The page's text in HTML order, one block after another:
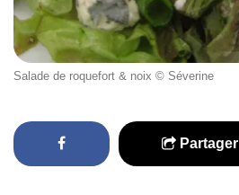
Salade de roquefort & noix © Séverine
Partager